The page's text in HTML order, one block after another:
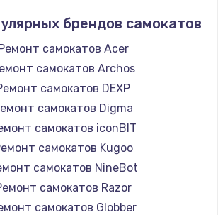
Заказать
Ремонт подсветки
1200 руб.
Заказать
Настройка BIOS
930 руб.
Заказать
брендов самокатов
самокатов Acer
самокатов Archos
самокатов DEXP
самокатов Digma
самокатов iconBIT
самокатов Kugoo
самокатов NineBot
самокатов Razor
самокатов Globber